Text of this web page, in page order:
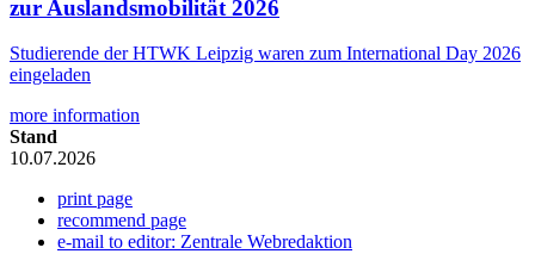
zur Auslandsmobilität 2026
Studierende der HTWK Leipzig waren zum International Day 2026
eingeladen
more information
Stand
10.07.2026
print page
recommend page
e-mail to editor: Zentrale Webredaktion